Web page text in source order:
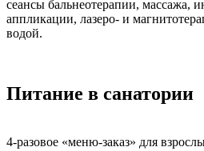
сеансы бальнеотерапии, массажа,
аппликации, лазеро- и
водой.
Питание в санатории
4-разовое «меню-заказ» для